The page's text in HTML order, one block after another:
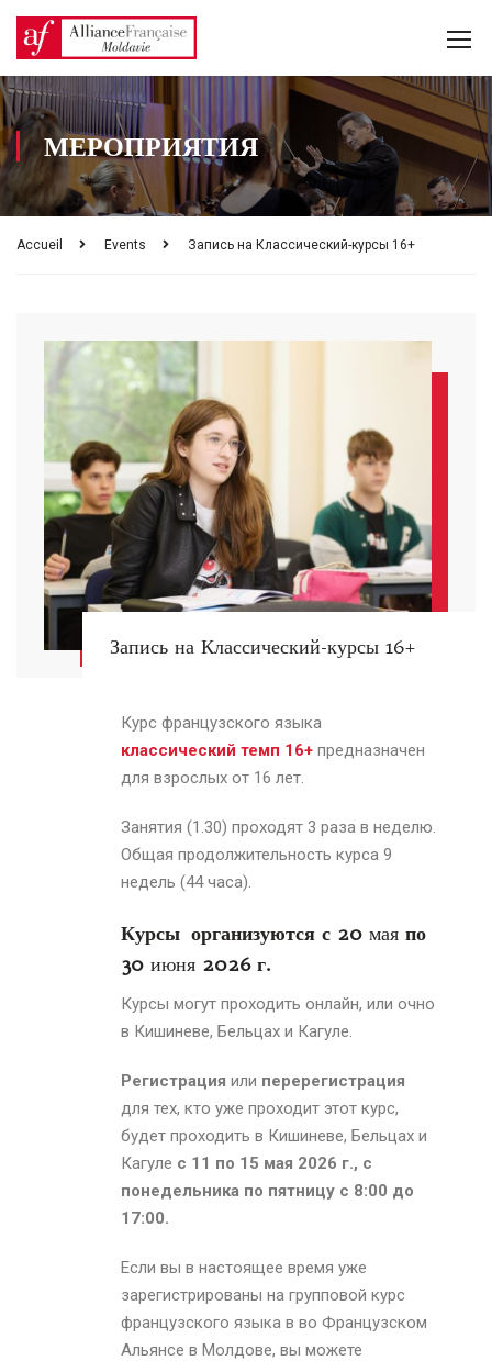
МЕРОПРИЯТИЯ
Accueil Events Запись на Классический-курсы 16+
Запись на Классический-курсы 16+
Курс французского языка
классический темп 16+ предназначен
для взрослых от 16 лет.
Занятия (1.30) проходят 3 раза в неделю.
Общая продолжительность курса 9
недель (44 часа).
Курсы организуются с 20 мая по
30 июня 2026 г.
Курсы могут проходить онлайн, или очно
в Кишиневе, Бельцах и Кагуле.
Регистрация или перерегистрация
для тех, кто уже проходит этот курс,
будет проходить в Кишиневе, Бельцах и
Кагуле с 11 по 15 мая 2026 г., с
понедельника по пятницу с 8:00 до
17:00.
Если вы в настоящее время уже
зарегистрированы на групповой курс
французского языка в во Французском
Альянсе в Молдове, вы можете